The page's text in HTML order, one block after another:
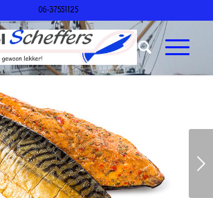
06-37551125
Volgende